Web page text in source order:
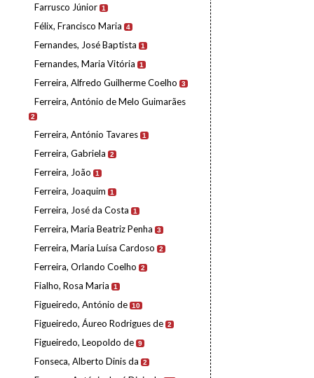
Farrusco Júnior 1
Félix, Francisco Maria 4
Fernandes, José Baptista 1
Fernandes, Maria Vitória 1
Ferreira, Alfredo Guilherme Coelho 3
Ferreira, António de Melo Guimarães
2
Ferreira, António Tavares 1
Ferreira, Gabriela 2
Ferreira, João 1
Ferreira, Joaquim 1
Ferreira, José da Costa 1
Ferreira, Maria Beatriz Penha 3
Ferreira, Maria Luísa Cardoso 2
Ferreira, Orlando Coelho 2
Fialho, Rosa Maria 1
Figueiredo, António de 10
Figueiredo, Áureo Rodrigues de 2
Figueiredo, Leopoldo de 9
Fonseca, Alberto Dinis da 2